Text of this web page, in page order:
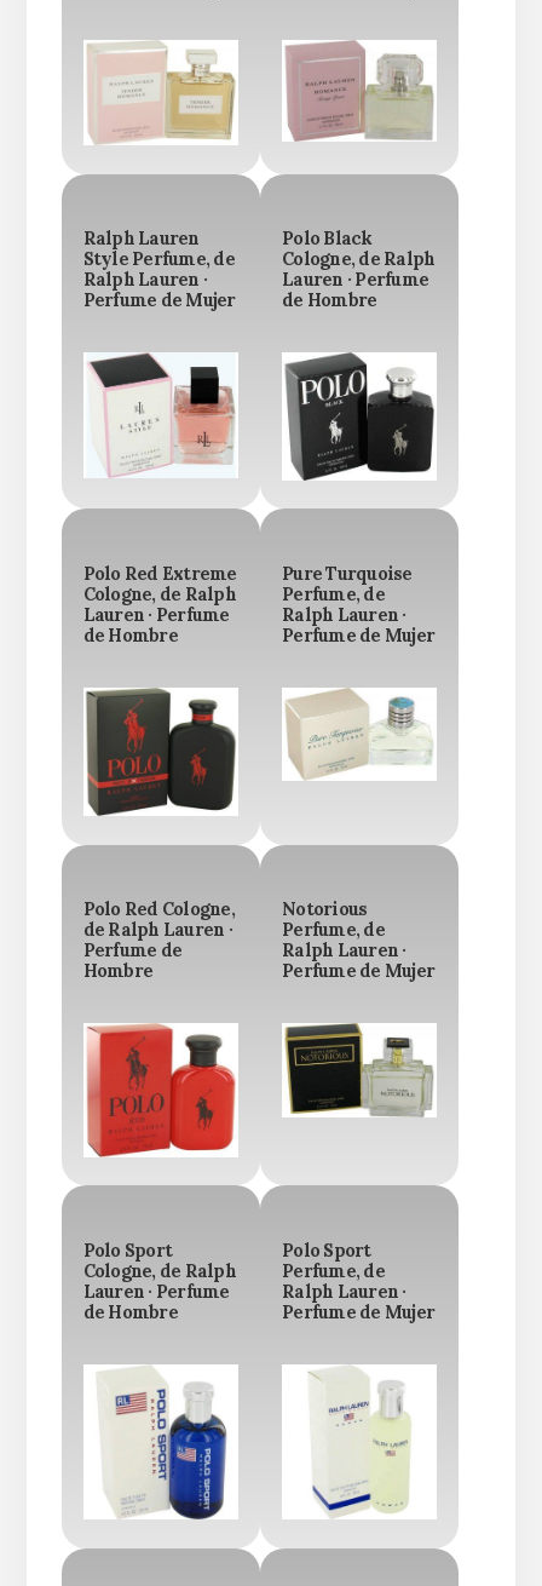
Ralph Lauren
Style Perfume, de
Ralph Lauren ·
Perfume de Mujer
Polo Black
Cologne, de Ralph
Lauren · Perfume
de Hombre
Polo Red Extreme
Cologne, de Ralph
Lauren · Perfume
de Hombre
Pure Turquoise
Perfume, de
Ralph Lauren ·
Perfume de Mujer
Polo Red Cologne,
de Ralph Lauren ·
Perfume de
Hombre
Notorious
Perfume, de
Ralph Lauren ·
Perfume de Mujer
Polo Sport
Cologne, de Ralph
Lauren · Perfume
de Hombre
Polo Sport
Perfume, de
Ralph Lauren ·
Perfume de Mujer